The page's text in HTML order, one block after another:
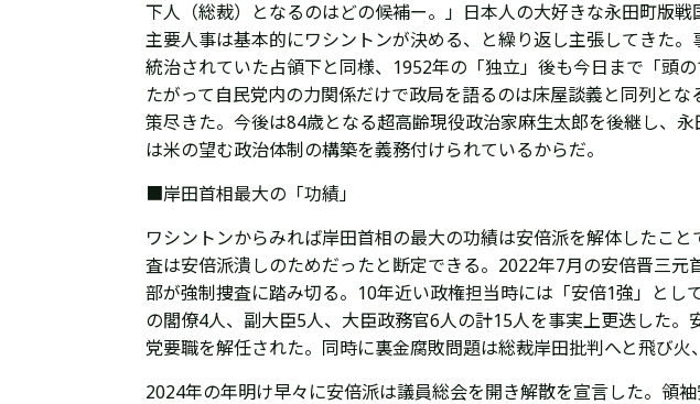
下人（総裁）となるのは どの候補ー。」日本人の大好きな永田町版
主要人事は基本的にワシントンが決める、と繰り返し主張してきた。
統治されていた占領下と同様、1952年の「独立」後も今日まで「頭
たがって 自民党内の力関係だけで政局を語るのは床屋談義と同列とな
策尽きた。 今後は84歳となる超高齢現役政治家麻生太郎を後継し、
は米の望む政治体制の構築を義務付けられているからだ。
■岸田首相最大の「功績」
ワシントンからみれば岸田首相の最大の功績は安倍派を解体したこと
査は安倍派潰しのためだったと断定できる。2022年7月の安倍晋三
部が強制捜査に踏み切る。
10年近い政権担当時には「安倍1強」とし
の閣僚4人、 副大臣5人、大臣政務官6人の計15人を事実上更迭した
党要職を解任された。
同時に裏金腐敗問題は総裁岸田批判へと飛び火
2024年の年明け早々に安倍派は議員総会を開き解散を宣言した。領